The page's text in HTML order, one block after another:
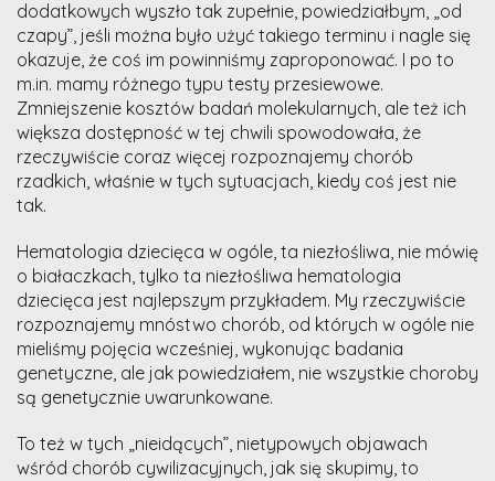
dodatkowych wyszło tak zupełnie, powiedziałbym, „od
czapy”, jeśli można było użyć takiego terminu i nagle się
okazuje, że coś im powinniśmy zaproponować. I po to
m.in. mamy różnego typu testy przesiewowe.
Zmniejszenie kosztów badań molekularnych, ale też ich
większa dostępność w tej chwili spowodowała, że
rzeczywiście coraz więcej rozpoznajemy chorób
rzadkich, właśnie w tych sytuacjach, kiedy coś jest nie
tak.
Hematologia dziecięca w ogóle, ta niezłośliwa, nie mówię
o białaczkach, tylko ta niezłośliwa hematologia
dziecięca jest najlepszym przykładem. My rzeczywiście
rozpoznajemy mnóstwo chorób, od których w ogóle nie
mieliśmy pojęcia wcześniej, wykonując badania
genetyczne, ale jak powiedziałem, nie wszystkie choroby
są genetycznie uwarunkowane.
To też w tych „nieidących”, nietypowych objawach
wśród chorób cywilizacyjnych, jak się skupimy, to